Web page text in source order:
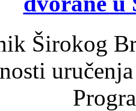
Širokog